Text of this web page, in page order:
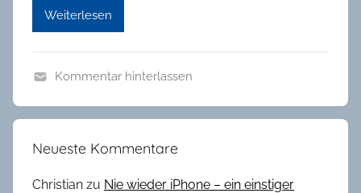
Weiterlesen
l
-
Kommentar hinterlassen
Neueste Kommentare
Christian zu Nie wieder iPhone – ein einstiger